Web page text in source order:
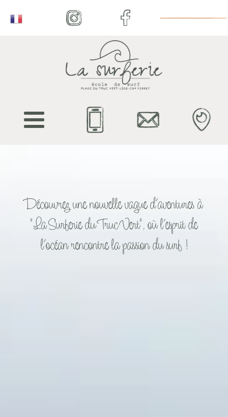
Découvrez une nouvelle vague d’aventures à
"La Surferie du Truc Vert", où l’esprit de
l’océan rencontre la passion du surf !